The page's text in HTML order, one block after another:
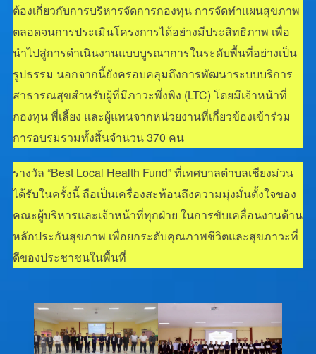
ต้องเกี่ยวกับการบริหารจัดการกองทุน การจัดทำแผนสุขภาพ
ตลอดจนการประเมินโครงการได้อย่างมีประสิทธิภาพ เพื่อ
นำไปสู่การดำเนินงานแบบบูรณาการในระดับพื้นที่อย่างเป็น
รูปธรรม นอกจากนี้ยังครอบคลุมถึงการพัฒนาระบบบริการ
สาธารณสุขสำหรับผู้ที่มีภาวะพึ่งพิง (LTC) โดยมีเจ้าหน้าที่
กองทุน พี่เลี้ยง และผู้แทนจากหน่วยงานที่เกี่ยวข้องเข้าร่วม
การอบรมรวมทั้งสิ้นจำนวน 370 คน
รางวัล “Best Local Health Fund” ที่เทศบาลตำบลเชียงม่วน
ได้รับในครั้งนี้ ถือเป็นเครื่องสะท้อนถึงความมุ่งมั่นตั้งใจของ
คณะผู้บริหารและเจ้าหน้าที่ทุกฝ่าย ในการขับเคลื่อนงานด้าน
หลักประกันสุขภาพ เพื่อยกระดับคุณภาพชีวิตและสุขภาวะที่
ดีของประชาชนในพื้นที่